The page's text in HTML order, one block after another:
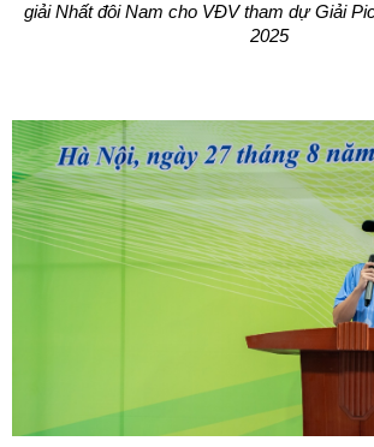
giải Nhất đôi Nam cho VĐV tham dự Giải
2025